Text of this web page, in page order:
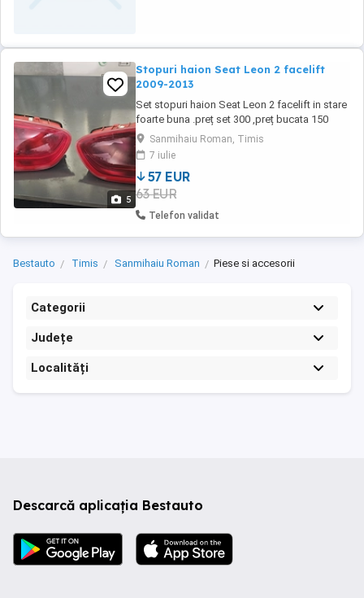
5
Stopuri haion Seat Leon 2 facelift
2009-2013
Set stopuri haion Seat Leon 2 facelift in stare
foarte buna .preț set 300 ,preț bucata 150
Sanmihaiu Roman, Timis
7 iulie
57 EUR
63 EUR
Telefon validat
Bestauto Timis Sanmihaiu Roman Piese si accesorii
Categorii
Județe
Localități
Descarcă aplicația Bestauto